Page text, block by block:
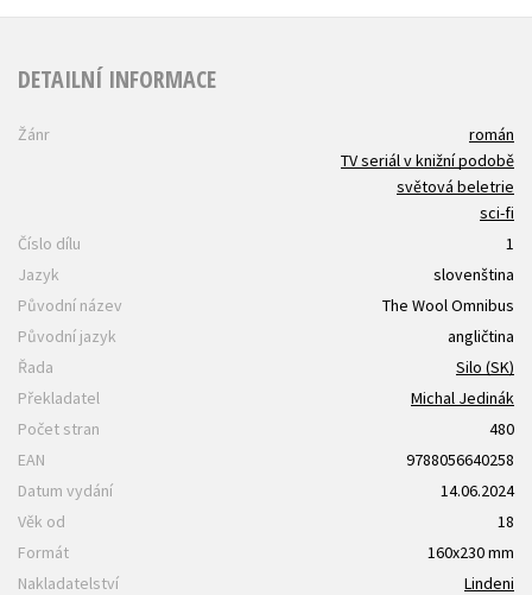
DETAILNÍ INFORMACE
Žánr
román
TV seriál v knižní podobě
světová beletrie
sci-fi
Číslo dílu
1
Jazyk
slovenština
Původní název
The Wool Omnibus
Původní jazyk
angličtina
Řada
Silo (SK)
Překladatel
Michal Jedinák
Počet stran
480
EAN
9788056640258
Datum vydání
14.06.2024
Věk od
18
Formát
160x230 mm
Nakladatelství
Lindeni